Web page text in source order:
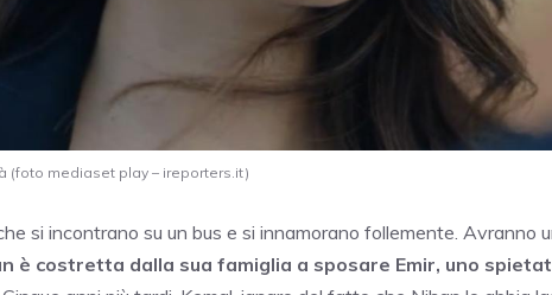
(foto mediaset play – ireporters.it)
si incontrano su un bus e si innamorano follemente. Avranno
è costretta dalla sua famiglia a sposare Emir, uno